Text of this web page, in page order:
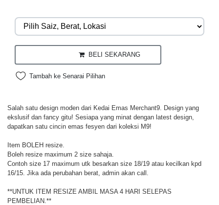
BELI SEKARANG
Tambah ke Senarai Pilihan
Salah satu design moden dari Kedai Emas Merchant9. Design yang
ekslusif dan fancy gitu! Sesiapa yang minat dengan latest design,
dapatkan satu cincin emas fesyen dari koleksi M9!
Item BOLEH resize.
Boleh resize maximum 2 size sahaja.
Contoh size 17 maximum utk besarkan size 18/19 atau kecilkan kpd
16/15. Jika ada perubahan berat, admin akan call.
**UNTUK ITEM RESIZE AMBIL MASA 4 HARI SELEPAS
PEMBELIAN.**